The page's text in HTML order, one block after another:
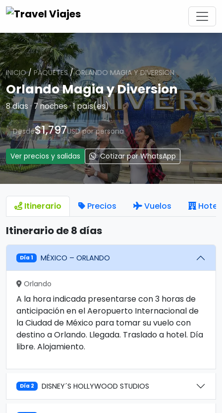
INICIO/ PAQUETES/ORLANDO MAGIA Y DIVERSION
Orlando Magia y Diversion
8 días · 7 noches · 1 país(es)
Desde$1,797USD por persona
Ver precios y salidas Cotizar por WhatsApp
Itinerario Precios Vuelos
Itinerario de 8 días
Día 1 MÉXICO – ORLANDO
Orlando
A la hora indicada presentarse con 3 horas de
anticipación en el Aeropuerto Internacional de
la Ciudad de México para tomar su vuelo con
destino a Orlando. Llegada. Traslado a hotel. Día
libre. Alojamiento.
Día 2 DISNEY´S HOLLYWOOD STUDIOS